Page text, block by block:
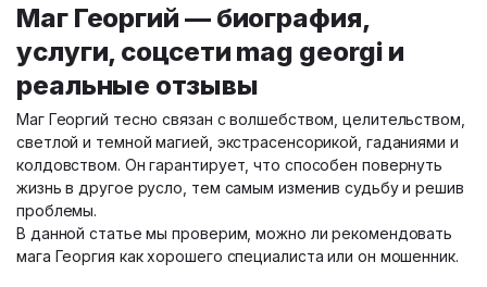
Маг Георгий — биография,
услуги, соцсети mag georgi и
реальные отзывы
Маг Георгий тесно связан с волшебством, целительством,
светлой и темной магией, экстрасенсорикой, гаданиями и
колдовством. Он гарантирует, что способен повернуть
жизнь в другое русло, тем самым изменив судьбу и решив
проблемы.
В данной статье мы проверим, можно ли рекомендовать
мага Георгия как хорошего специалиста или он мошенник.